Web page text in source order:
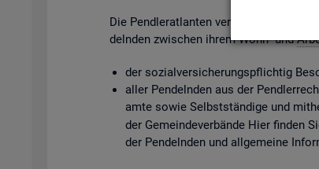
Die Pend­ler­at­lan­ten ver­an­schau­li­chen
deln­den zwi­schen ihrem Wohn- und
der so­zi­al­ver­si­che­rungs­pflich­tig
aller Pen­deln­den aus der
am­te sowie Selbst­stän­di­ge und
der Ge­mein­de­ver­bän­de Hier fin­den
der Pen­deln­den und all­ge­mei­ne